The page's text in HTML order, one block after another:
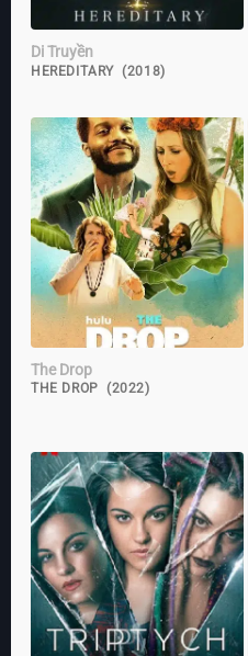
Di Truyền
HEREDITARY (2018)
The Drop
THE DROP (2022)